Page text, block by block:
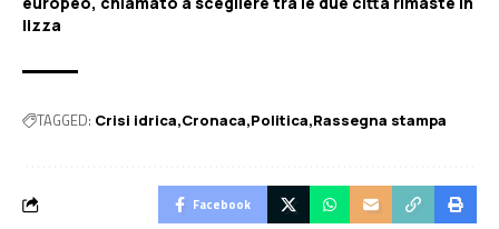
lizza
TAGGED: Crisi idrica Cronaca Politica Rassegna stampa
Facebook